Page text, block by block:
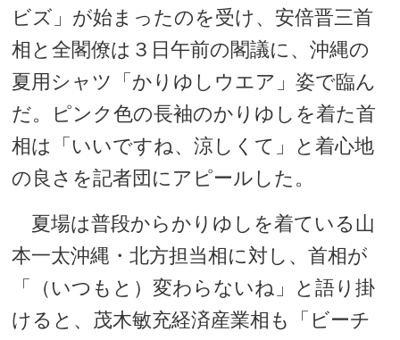
ビズ」が始まったのを受け、安倍晋三首
相と全閣僚は３日午前の閣議に、沖縄の
夏用シャツ「かりゆしウエア」姿で臨ん
だ。ピンク色の長袖のかりゆしを着た首
相は「いいですね、涼しくて」と着心地
の良さを記者団にアピールした。
夏場は普段からかりゆしを着ている山
本一太沖縄・北方担当相に対し、首相が
「（いつもと）変わらないね」と語り掛
けると、茂木敏充経済産業相も「ビーチ